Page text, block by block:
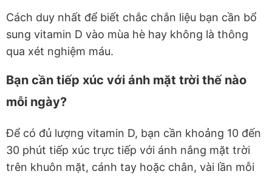
Cách duy nhất để biết chắc chắn liệu bạn cần bổ
sung vitamin D vào mùa hè hay không là thông
qua xét nghiệm máu.
Bạn cần tiếp xúc với ánh mặt trời thế nào
mỗi ngày?
Để có đủ lượng vitamin D, bạn cần khoảng 10 đến
30 phút tiếp xúc trực tiếp với ánh nắng mặt trời
trên khuôn mặt, cánh tay hoặc chân, vài lần mỗi